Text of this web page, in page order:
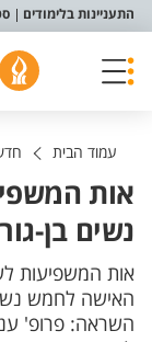
תפריט נגישות
התעניינות בלימודים
עמוד הבית
נשים בן-
האישה לחמש נשים
השראה: פרופ'